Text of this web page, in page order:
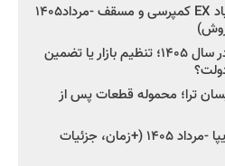
شروع فروش اقساطی زامیاد EX کمپرسی و مسقف -مرداد۱۴۰۵
راز واردات ۷۵ هزار خودرو در سال ۱۴۰۵؛ تنظیم بازار یا تضمین
ترا؛ محموله قطعات پس از
شروع فروش کوییک S سایپا -مرداد ۱۴۰۵ (+زمان، جزئیات